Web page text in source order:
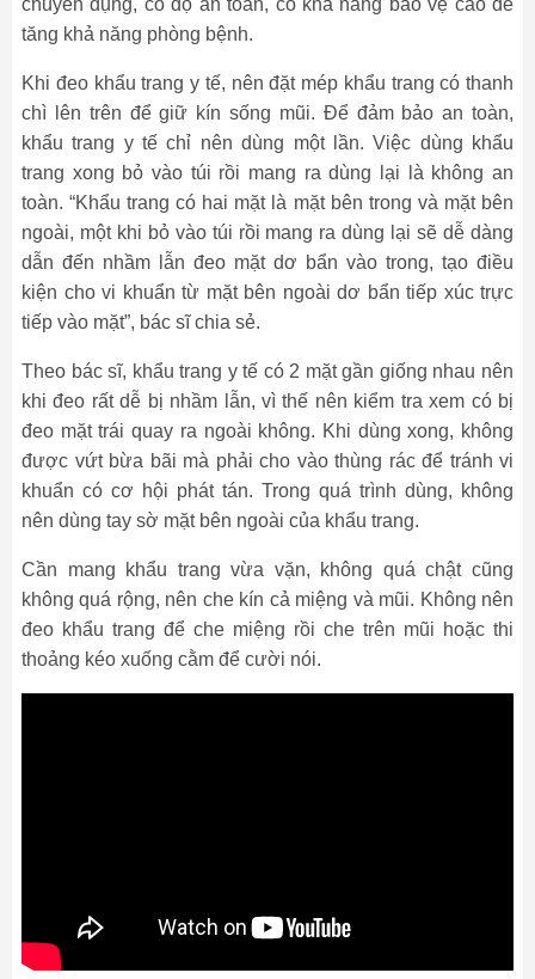
chuyên dụng, có độ an toàn, có khả năng bảo vệ cao để
tăng khả năng phòng bệnh.
Khi đeo khẩu trang y tế, nên đặt mép khẩu trang có thanh
chì lên trên để giữ kín sống mũi. Để đảm bảo an toàn,
khẩu trang y tế chỉ nên dùng một lần. Việc dùng khẩu
trang xong bỏ vào túi rồi mang ra dùng lại là không an
toàn. “Khẩu trang có hai mặt là mặt bên trong và mặt bên
ngoài, một khi bỏ vào túi rồi mang ra dùng lại sẽ dễ dàng
dẫn đến nhầm lẫn đeo mặt dơ bẩn vào trong, tạo điều
kiện cho vi khuẩn từ mặt bên ngoài dơ bẩn tiếp xúc trực
tiếp vào mặt”, bác sĩ chia sẻ.
Theo bác sĩ, khẩu trang y tế có 2 mặt gần giống nhau nên
khi đeo rất dễ bị nhầm lẫn, vì thế nên kiểm tra xem có bị
đeo mặt trái quay ra ngoài không. Khi dùng xong, không
được vứt bừa bãi mà phải cho vào thùng rác để tránh vi
khuẩn có cơ hội phát tán. Trong quá trình dùng, không
nên dùng tay sờ mặt bên ngoài của khẩu trang.
Cần mang khẩu trang vừa vặn, không quá chật cũng
không quá rộng, nên che kín cả miệng và mũi. Không nên
đeo khẩu trang để che miệng rồi che trên mũi hoặc thi
thoảng kéo xuống cằm để cười nói.